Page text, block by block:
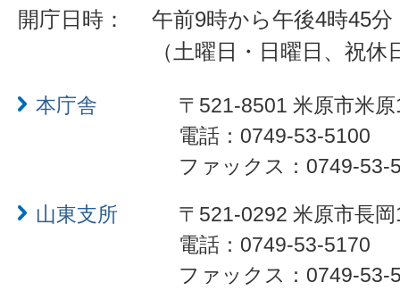
開庁日時：
午前9時から午後4時45分
（土曜日・日曜日、祝
本庁舎
〒521-8501 米原市米
電話：0749-53-5100
ファックス：0749-53-
山東支所
〒521-0292 米原市長
電話：0749-53-5170
ファックス：0749-53-